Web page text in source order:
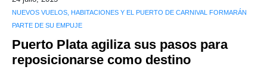
NUEVOS VUELOS, HABITACIONES Y EL PUERTO DE CARNIVAL FORMARÁN
PARTE DE SU EMPUJE
Puerto Plata agiliza sus pasos para
reposicionarse como destino